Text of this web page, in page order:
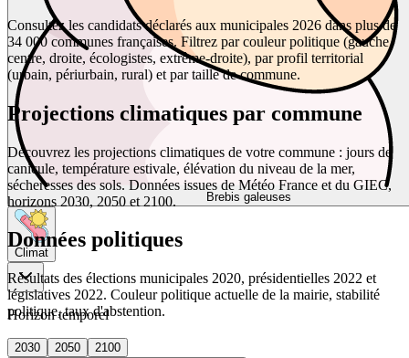
Brebis galeuses
Climat
Horizon temporel
2030 2050
2100
Consultez les candidats déclarés aux municipales 2026 dans plus de
34 000 communes françaises. Filtrez par couleur politique (gauche,
centre, droite, écologistes, extrême-droite), par profil territorial
(urbain, périurbain, rural) et par taille de commune.
Projections climatiques par commune
Découvrez les projections climatiques de votre commune : jours de
canicule, température estivale, élévation du niveau de la mer,
sécheresses des sols. Données issues de Météo France et du GIEC,
horizons 2030, 2050 et 2100.
Données politiques
Résultats des élections municipales 2020, présidentielles 2022 et
législatives 2022. Couleur politique actuelle de la mairie, stabilité
politique, taux d'abstention.